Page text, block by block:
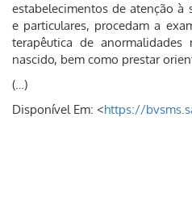
estabelecimentos de atenção à
e particulares, procedam a
terapêutica de
nascido, bem como prestar
(…)
Disponível Em: <https://